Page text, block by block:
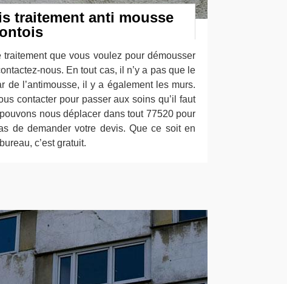
traitement anti mousse
que vous voulez pour démousser
nous. En tout cas, il n’y a pas que le
de l’antimousse, il y a également les murs.
contacter pour passer aux soins qu’il faut
nous déplacer dans tout 77520 pour
de demander votre devis. Que ce soit en
c’est gratuit.